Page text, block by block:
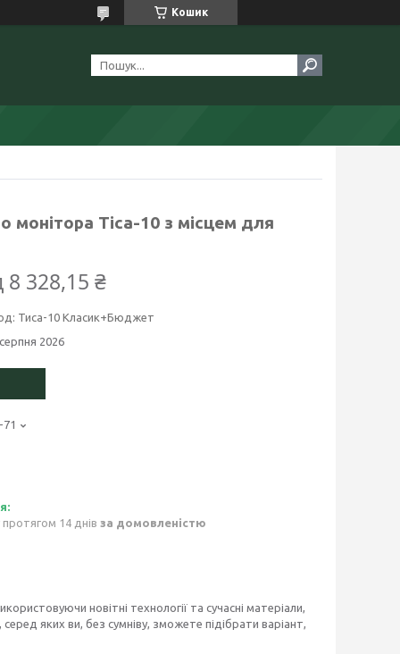
Кошик
монітора Тіса-10 з місцем для
8 328,15 ₴
Тиса-10 Класик+Бюджет
2026
14 днів за домовленістю
новітні технології та сучасні матеріали,
яких ви, без сумніву, зможете підібрати варіант,